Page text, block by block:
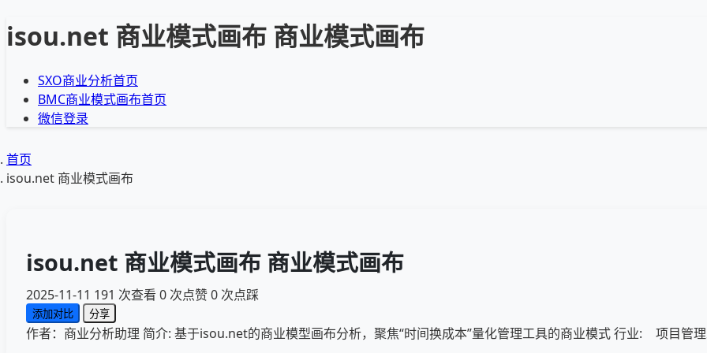
isou.net 商业模式画布 商业模式画布
SXO商业分析首页
BMC商业模式画布首页
微信登录
首页
isou.net 商业模式画布
isou.net 商业模式画布 商业模式画布
2025-11-11 191 次查看 0 次点赞0 次点踩
添加对比 分享
作者：商业分析助理 简介: 基于isou.net的商业模型画布分析，聚焦“时间换成本”量化管理工具的商业模式行业: 项目管